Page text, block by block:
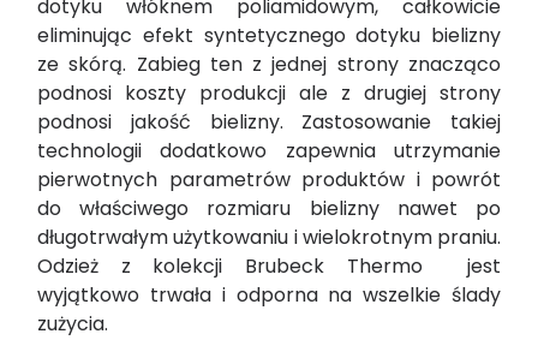
dotyku włóknem poliamidowym, całkowicie
eliminując efekt syntetycznego dotyku bielizny
ze skórą. Zabieg ten z jednej strony znacząco
podnosi koszty produkcji ale z drugiej strony
podnosi jakość bielizny. Zastosowanie takiej
technologii dodatkowo zapewnia utrzymanie
pierwotnych parametrów produktów i powrót
do właściwego rozmiaru bielizny nawet po
długotrwałym użytkowaniu i wielokrotnym praniu.
Odzież z kolekcji Brubeck Thermo jest
wyjątkowo trwała i odporna na wszelkie ślady
zużycia.